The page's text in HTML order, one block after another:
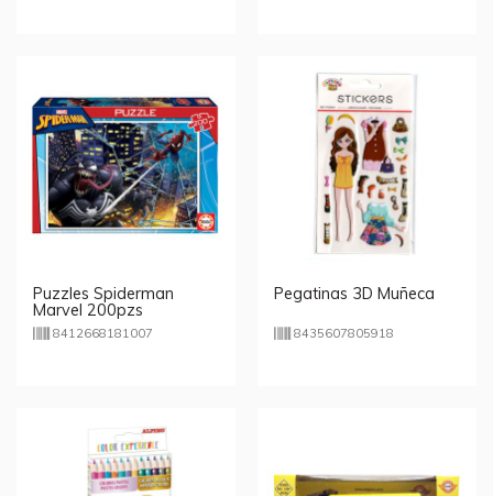
Puzzles Spiderman
Marvel 200pzs
8412668181007
Pegatinas 3D Muñeca
8435607805918